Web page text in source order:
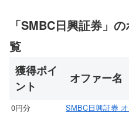
「SMBC日興証券」
覧
獲得ポイ
ント
オファー名
0円分 SMBC日興証券